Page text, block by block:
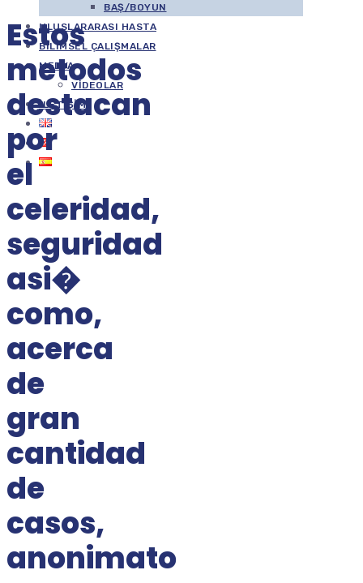
BAŞ/BOYUN
ULUSLARARASI HASTA
BILIMSEL ÇALIŞMALAR
MEDYA
VIDEOLAR
İLETIŞIM
Estos
metodos
destacan
por
el
celeridad,
seguridad
asi�
como,
acerca
de
gran
cantidad
de
casos,
anonimato